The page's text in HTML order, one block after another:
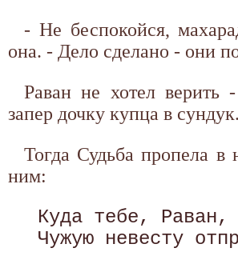
- Не беспокойся,
она. - Дело сделано - они
Раван не хотел верить
запер дочку купца в сундук.
Тогда Судьба пропела в
ним:
Куда тебе,